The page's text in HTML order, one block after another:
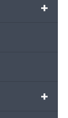
+
+